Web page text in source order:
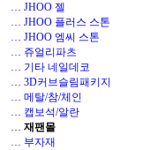
… JHOO 젤
… JHOO 플러스 스톤
… JHOO 엠씨 스톤
… 쥬얼리파츠
… 기타 네일데코
… 3D커브슬림패키지
… 메탈/참/체인
… 캡보석/알란
… 재팬몰
… 부자재